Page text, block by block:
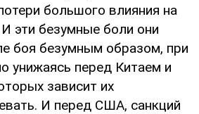
большого влияния на
эти безумные боли они
боя безумным образом, при
унижаясь перед Китаем и
зависит их
И перед США, санкций